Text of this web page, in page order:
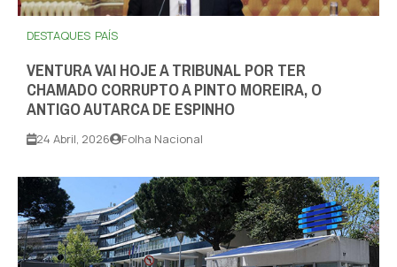
DESTAQUES PAÍS
VENTURA VAI HOJE A TRIBUNAL POR TER
CHAMADO CORRUPTO A PINTO MOREIRA, O
ANTIGO AUTARCA DE ESPINHO
24 Abril, 2026 Folha Nacional